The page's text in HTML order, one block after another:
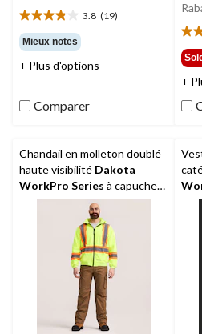
3.8 (19)
3.8
étoile(s)
sur
5.
évaluations
Mieux notes
+ Plus d'options
Comparer
4.3
sur
5.
3
+
Chandail en molleton doublé
haute visibilité Dakota
WorkPro Series à capuche
et à glissière pleine longueur,
pour hommes